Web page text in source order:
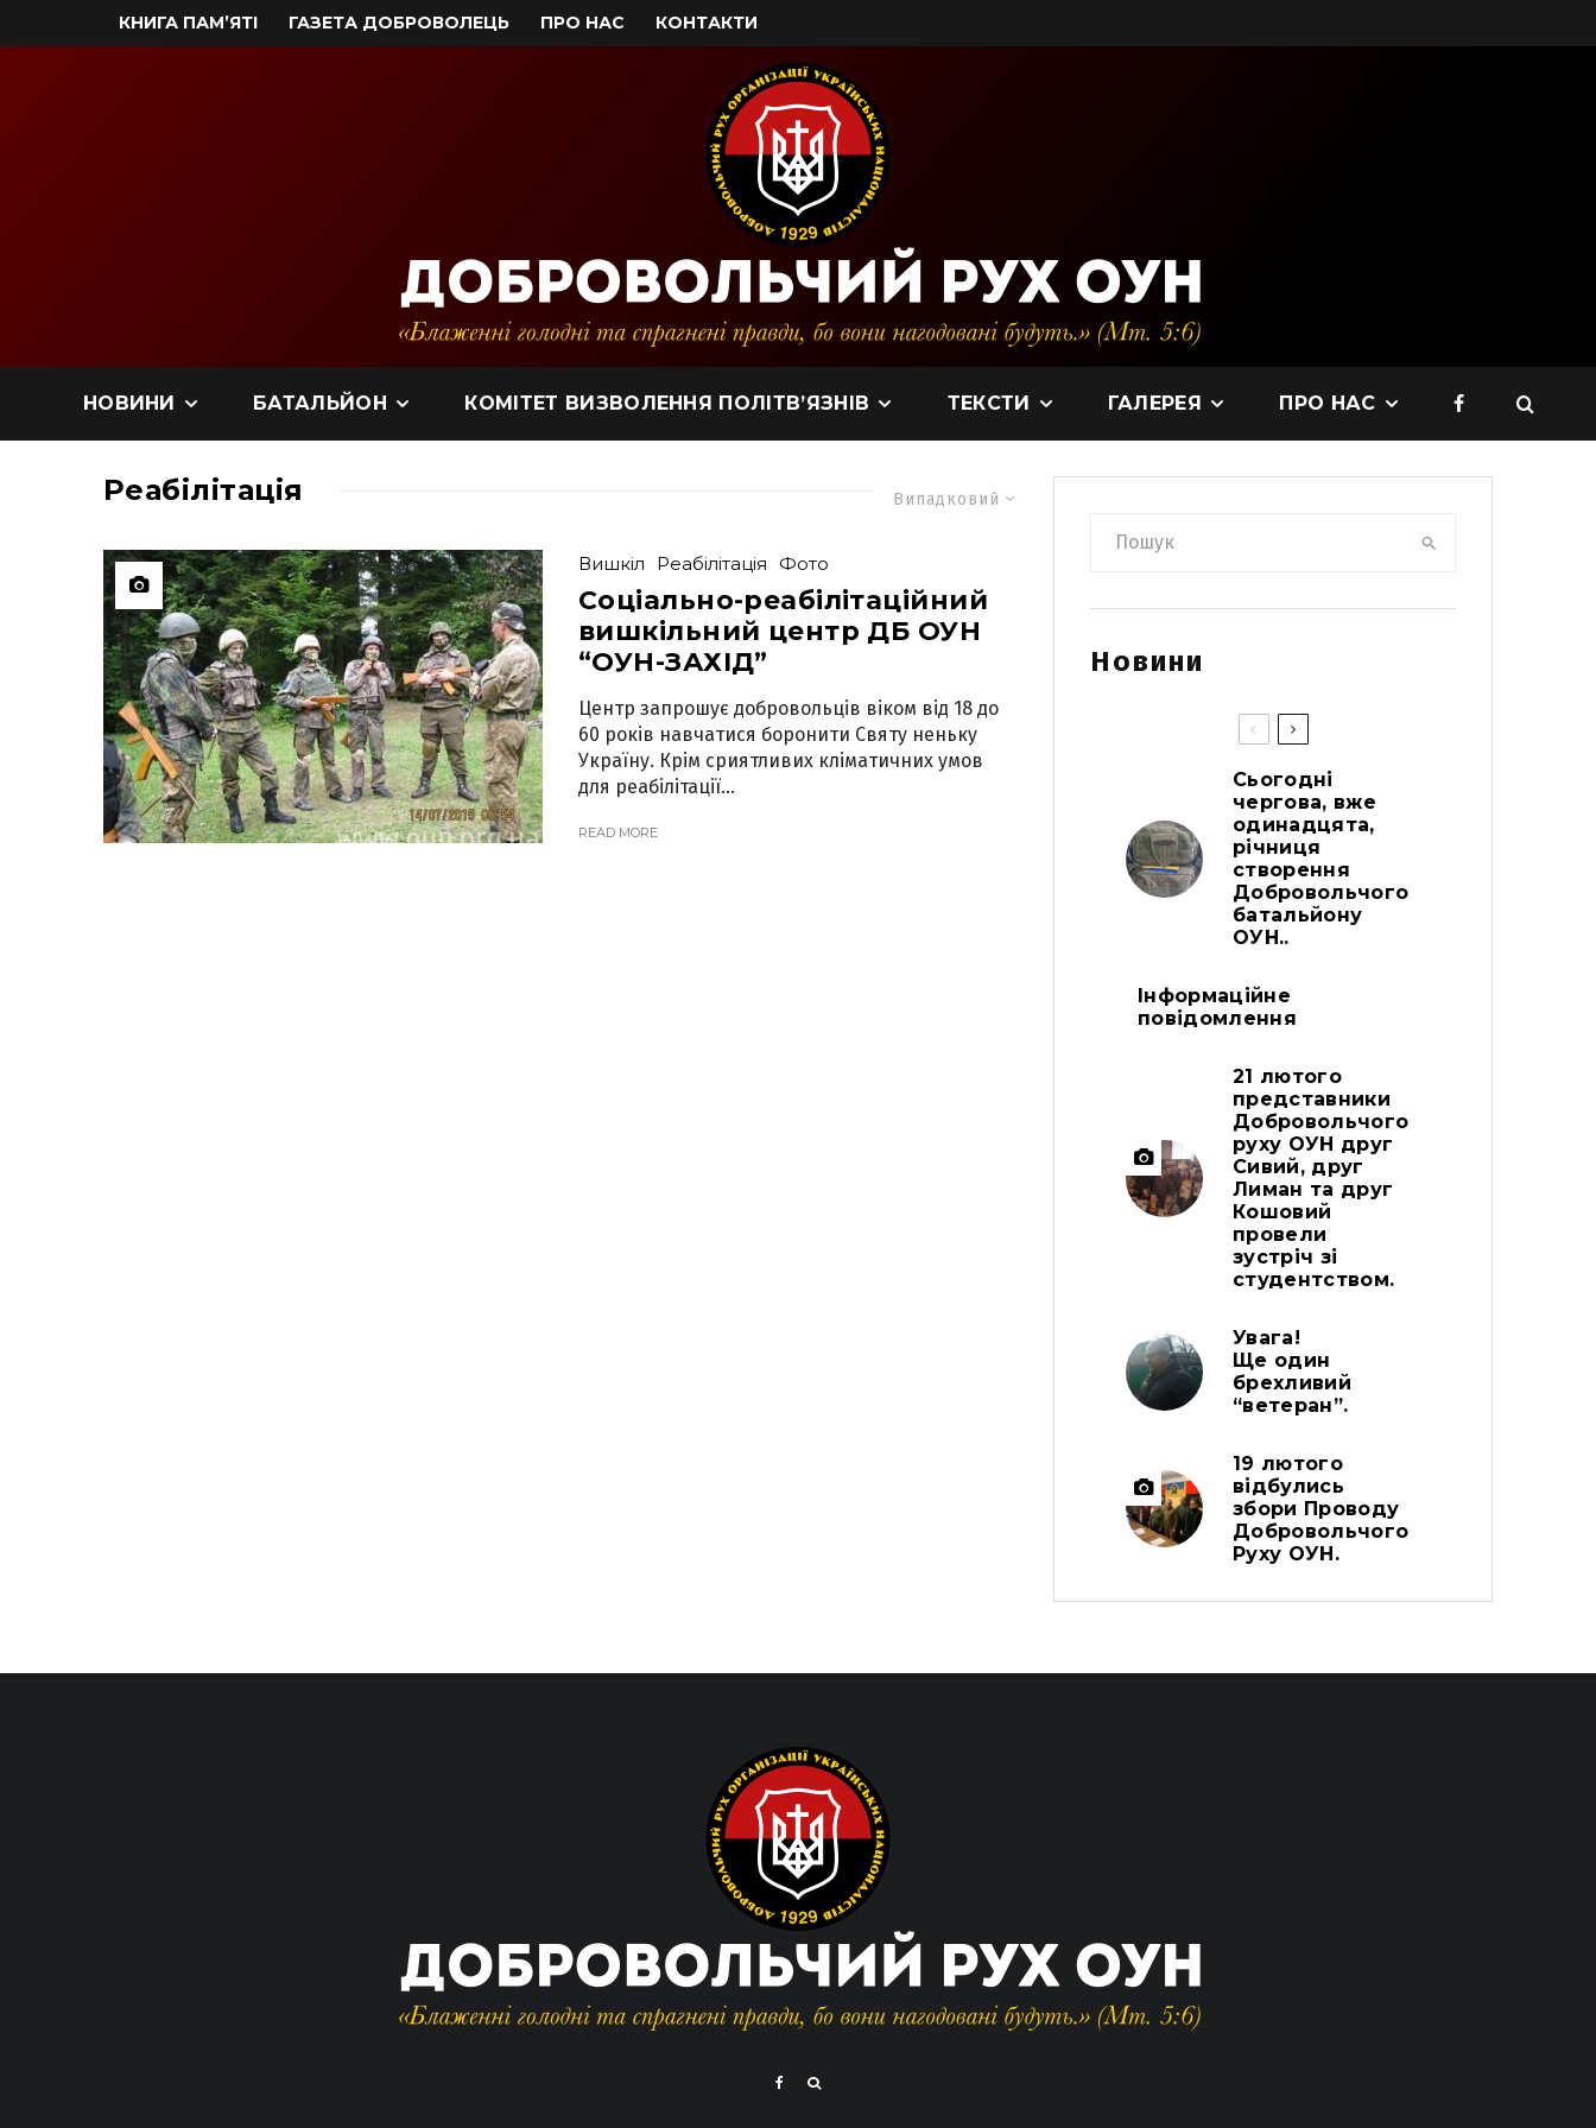
КНИГА ПАМ’ЯТІ ГАЗЕТА ДОБРОВОЛЕЦЬ ПРО НАС КОНТАКТИ
НОВИНИ БАТАЛЬЙОН КОМІТЕТ ВИЗВОЛЕННЯ ПОЛІТВ’ЯЗНІВ ТЕКСТИ ГАЛЕРЕЯ ПРО НАС
Випадковий
Реабілітація
Вишкіл Реабілітація Фото
Соціально-реабілітаційний
вишкільний центр ДБ ОУН
“ОУН-ЗАХІД”
Центр запрошує добровольців віком від 18 до
60 років навчатися боронити Святу неньку
Україну. Крім сриятливих кліматичних умов
для реабілітації...
READ MORE
Новини
Сьогодні
чергова, вже
одинадцята,
річниця
створення
Добровольчого
батальйону
ОУН..
Інформаційне
повідомлення
21 лютого
представники
Добровольчого
руху ОУН друг
Сивий, друг
Лиман та друг
Кошовий
провели
зустріч зі
студентством.
Увага!
Ще один
брехливий
“ветеран”.
19 лютого
відбулись
збори Проводу
Добровольчого
Руху ОУН.